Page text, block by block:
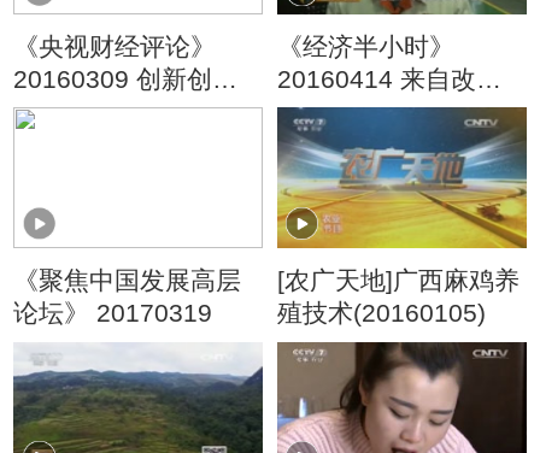
《央视财经评论》
20160309 创新创造
谁领风潮？
《经济半小时》
20160414 来自改革
一线的报道：竞争力
背后的焦虑
《聚焦中国发展高层
论坛》 20170319
[农广天地]广西麻鸡养
殖技术(20160105)